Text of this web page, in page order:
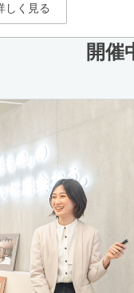
しく見る
開催